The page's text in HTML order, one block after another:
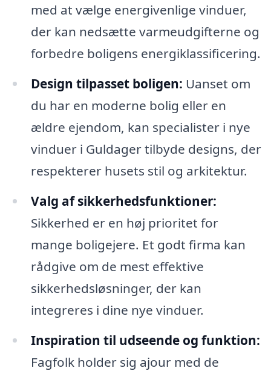
med at vælge energivenlige vinduer,
der kan nedsætte varmeudgifterne og
forbedre boligens energiklassificering.
Design tilpasset boligen: Uanset om
du har en moderne bolig eller en
ældre ejendom, kan specialister i nye
vinduer i Guldager tilbyde designs, der
respekterer husets stil og arkitektur.
Valg af sikkerhedsfunktioner:
Sikkerhed er en høj prioritet for
mange boligejere. Et godt firma kan
rådgive om de mest effektive
sikkerhedsløsninger, der kan
integreres i dine nye vinduer.
Inspiration til udseende og funktion:
Fagfolk holder sig ajour med de